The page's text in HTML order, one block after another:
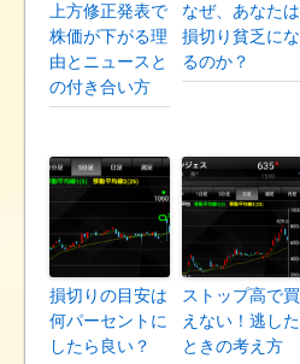
上方修正発表で
株価が下がる理
由とニュースと
の付き合い方
なぜ、あなたは
損切り貧乏にな
るのか？
損切りの目安は
何パーセントに
したら良い？
ストップ高で買
えない！逃した
ときの考え方